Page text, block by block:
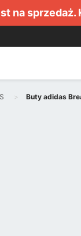
na sprzedaż.
Buty adidas